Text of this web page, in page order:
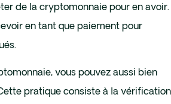
de la cryptomonnaie pour en avoir.
en tant que paiement pour
vous pouvez aussi bien
pratique consiste à la vérification